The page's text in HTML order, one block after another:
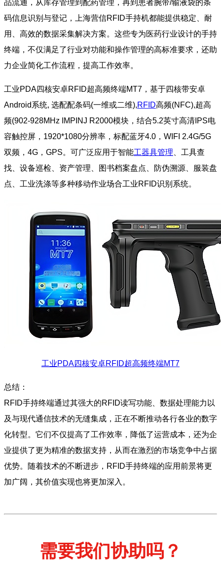
品流通，从库存管理到配药管理，再到患者腕带/输液袋的条
码信息识别与登记，上海营信RFID手持机都能提供稳定、耐
用、高效的数据采集解决方案。这些专为医药行业设计的手持
终端，不仅满足了行业对功能和操作管理的高标准要求，还助
力企业简化工作流程，提高工作效率。
工业PDA四核安卓RFID超高频终端MT7，基于四核带安卓
Android系统, 选配配条码(一维或二维),RFID高频(NFC),超高
频(902-928MHz IMPINJ R2000模块，结合5.2英寸高清IPS电
容触控屏，1920*1080分辨率，标配蓝牙4.0，WIFI 2.4G/5G
双频，4G，GPS。可广泛应用于智能工器具管理 、工具查
找、设备巡检、资产管理、图书档案盘点、防伪溯源、服装盘
点、工业洗涤等多种移动作业场合工业RFID识别系统。
工业PDA四核安卓RFID超高频终端MT7
总结：
RFID手持终端通过其强大的RFID读写功能、数据处理能力以
及与现代通信技术的无缝集成，正在不断推动各行各业的数字
化转型。它们不仅提高了工作效率，降低了运营成本，还为企
业提供了更为精准的数据支持，从而在激烈的市场竞争中占据
优势。随着技术的不断进步，RFID手持终端的应用前景将更
加广阔，其价值实现也将更加深入。
需要我们协助吗？